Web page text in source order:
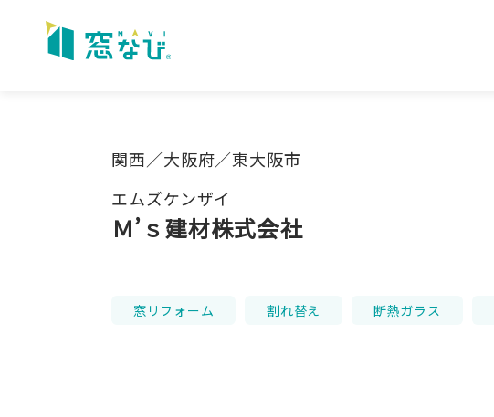
content
関西／大阪府／東大阪市
エムズケンザイ
Ｍ’ｓ建材株式会社
窓リフォーム 割れ替え 断熱ガラス